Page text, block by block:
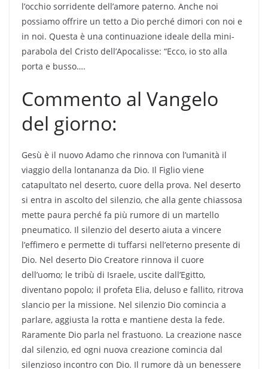
l’occhio sorridente dell’amore paterno. Anche noi
possiamo offrire un tetto a Dio perché dimori con noi e
in noi. Questa è una continuazione ideale della mini-
parabola del Cristo dell’Apocalisse: “Ecco, io sto alla
porta e busso….
Commento al Vangelo
del giorno:
Gesù è il nuovo Adamo che rinnova con l’umanità il
viaggio della lontananza da Dio. Il Figlio viene
catapultato nel deserto, cuore della prova. Nel deserto
si entra in ascolto del silenzio, che alla gente chiassosa
mette paura perché fa più rumore di un martello
pneumatico. Il silenzio del deserto aiuta a vincere
l’effimero e permette di tuffarsi nell’eterno presente di
Dio. Nel deserto Dio Creatore rinnova il cuore
dell’uomo; le tribù di Israele, uscite dall’Egitto,
diventano popolo; il profeta Elia, deluso e fallito, ritrova
slancio per la missione. Nel silenzio Dio comincia a
parlare, aggiusta la rotta e mantiene desta la fede.
Raramente Dio parla nel frastuono. La creazione nasce
dal silenzio, ed ogni nuova creazione comincia dal
silenzioso incontro con Dio. Il rumore dà un benessere